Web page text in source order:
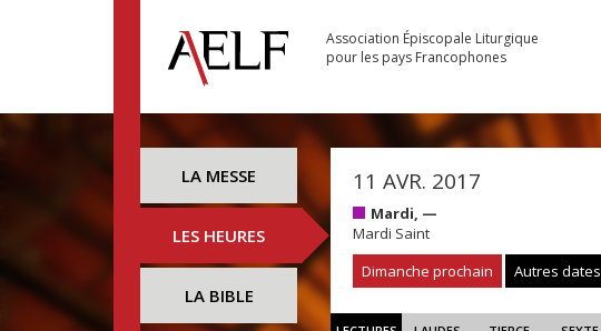
Association Épiscopale Liturgique
pour les pays Francophones
LA MESSE
LES HEURES
LA BIBLE
11 AVR. 2017
Mardi, —
Mardi Saint
Dimanche prochain
Autres dates